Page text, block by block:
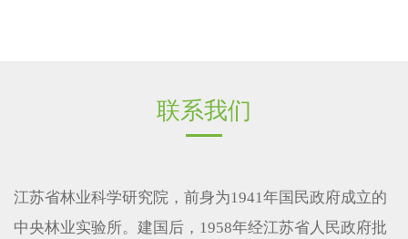
联系我们
江苏省林业科学研究院，前身为1941年国民政府成立的
中央林业实验所。建国后，1958年经江苏省人民政府批